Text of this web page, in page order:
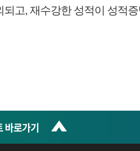
고, 재수강한 성적이 성적
바로가기